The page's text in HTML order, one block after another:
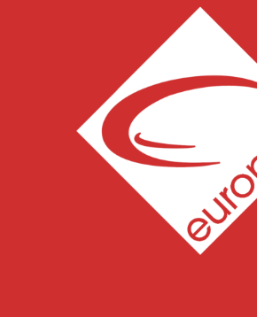
Propriétaire (100 CHF/an)
Equipier (50 CHF/an)
Temporaire (25 CHF/an)
N° Voile